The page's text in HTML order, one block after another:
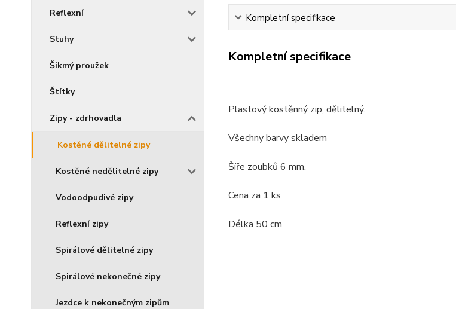
Reflexní
Stuhy
Šikmý proužek
Štítky
Zipy - zdrhovadla
Kostěné dělitelné zipy
Kostěné nedělitelné zipy
Vodoodpudivé zipy
Reflexní zipy
Spirálové dělitelné zipy
Spirálové nekonečné zipy
Jezdce k nekonečným zipům
Kompletní specifikace
Kompletní specifikace
Plastový kostěnný zip, dělitelný.
Všechny barvy skladem
Šíře zoubků 6 mm.
Cena za 1 ks
Délka 50 cm